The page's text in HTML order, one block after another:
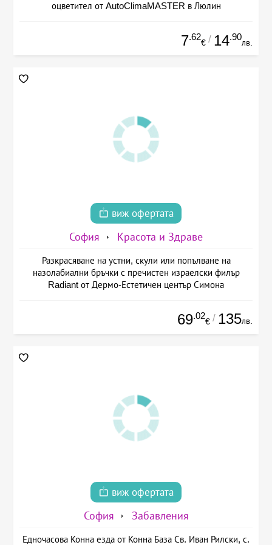
оцветител от AutoClimaMASTER в Люлин
7.62
€ / 14.90
лв.
виж офертата
София Красота и Здраве
Разкрасяване на устни, скули или попълване на
назолабиални бръчки с пречистен израелски филър
Radiant от Дермо-Естетичен център Симона
69.02
€ / 135лв.
виж офертата
София Забавления
Едночасова Конна езда от Конна База Св. Иван Рилски, с.